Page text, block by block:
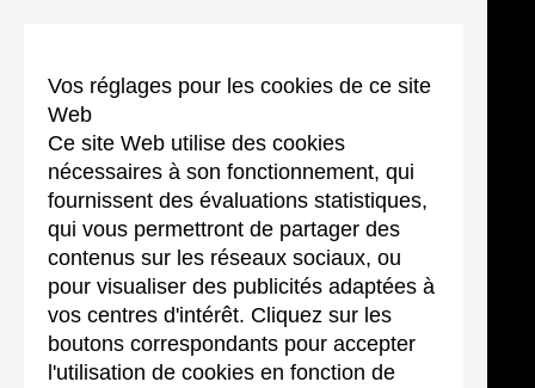
Vos réglages pour les cookies de ce site
Web
Ce site Web utilise des cookies
nécessaires à son fonctionnement, qui
fournissent des évaluations statistiques,
qui vous permettront de partager des
contenus sur les réseaux sociaux, ou
pour visualiser des publicités adaptées à
vos centres d'intérêt. Cliquez sur les
boutons correspondants pour accepter
l'utilisation de cookies en fonction de